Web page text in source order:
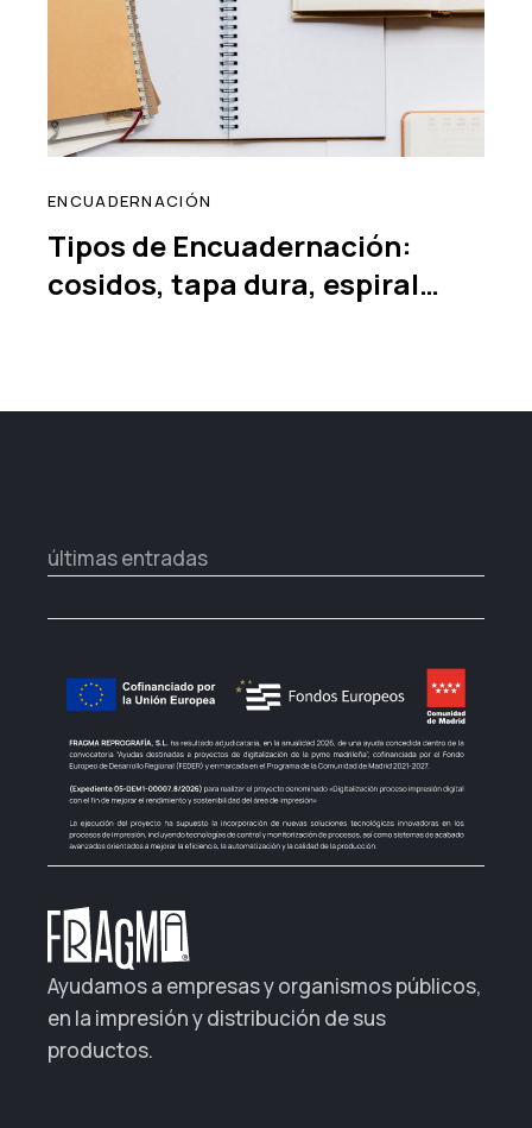
read
ENCUADERNACIÓN
Tipos de Encuadernación:
cosidos, tapa dura, espiral…
últimas entradas
Ayudamos a empresas y organismos públicos,
en la impresión y distribución de sus
productos.